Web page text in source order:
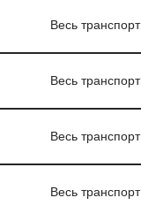
Весь транспорт
Весь транспорт
Весь транспорт
Весь транспорт